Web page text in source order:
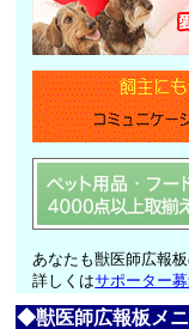
あなたも獣医師広報
詳しくはサポーター
◆獣医師広報板メ